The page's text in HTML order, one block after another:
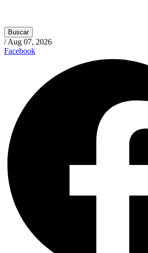
Buscar
/ Aug 07, 2026
Facebook